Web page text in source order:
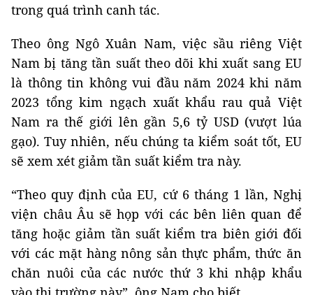
trong quá trình canh tác.
Theo ông Ngô Xuân Nam, việc sầu riêng Việt
Nam bị tăng tần suất theo dõi khi xuất sang EU
là thông tin không vui đầu năm 2024 khi năm
2023 tổng kim ngạch xuất khẩu rau quả Việt
Nam ra thế giới lên gần 5,6 tỷ USD (vượt lúa
gạo). Tuy nhiên, nếu chúng ta kiểm soát tốt, EU
sẽ xem xét giảm tần suất kiểm tra này.
“Theo quy định của EU, cứ 6 tháng 1 lần, Nghị
viện châu Âu sẽ họp với các bên liên quan để
tăng hoặc giảm tần suất kiểm tra biên giới đối
với các mặt hàng nông sản thực phẩm, thức ăn
chăn nuôi của các nước thứ 3 khi nhập khẩu